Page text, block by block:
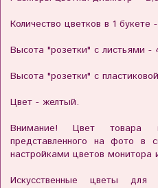
Количество цветков в 1 букете
Высота "розетки" с листьями -
Высота "розетки" с
Цвет - желтый.
Внимание! Цвет товара
представленного на фото в
настройками цветов монитора
Искусственные цветы